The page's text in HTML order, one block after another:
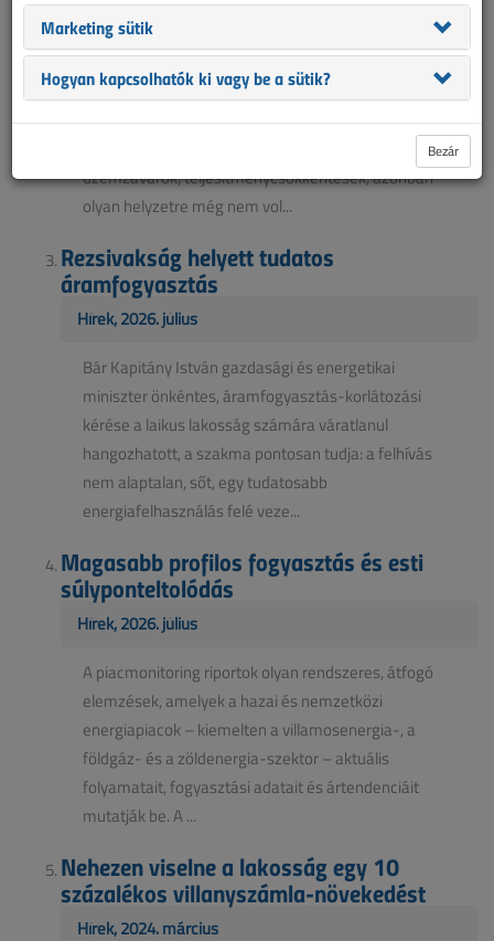
Hírek, 2026. augusztus
Az elmúlt több mint négy évtizedben a Paksi
Atomerőmű Magyarország villamosenergia-
rendszerének legstabilabb pillére volt. Az erőmű
üzemzavarok, teljesítménycsökkentések, azonban
olyan helyzetre még nem vol...
Rezsivakság helyett tudatos
áramfogyasztás
Hírek, 2026. július
Bár Kapitány István gazdasági és energetikai
miniszter önkéntes, áramfogyasztás-korlátozási
kérése a laikus lakosság számára váratlanul
hangozhatott, a szakma pontosan tudja: a felhívás
nem alaptalan, sőt, egy tudatosabb
energiafelhasználás felé veze...
Magasabb profilos fogyasztás és esti
súlyponteltolódás
Hírek, 2026. július
A piacmonitoring riportok olyan rendszeres, átfogó
elemzések, amelyek a hazai és nemzetközi
energiapiacok – kiemelten a villamosenergia-, a
földgáz- és a zöldenergia-szektor – aktuális
folyamatait, fogyasztási adatait és ártendenciáit
mutatják be. A ...
Nehezen viselne a lakosság egy 10
százalékos villanyszámla-növekedést
Hírek, 2024. március
Marketing sütik
Hogyan kapcsolhatók ki vagy be a sütik?
Bezár